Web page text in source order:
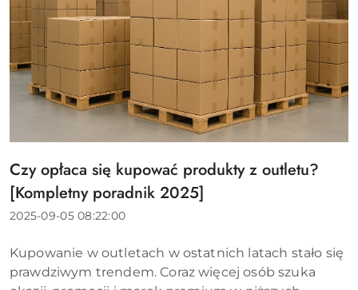
Tytuł
artykułu:
Czy opłaca się kupować produkty z outletu?
[Kompletny poradnik 2025]
Data
2025-09-05 08:22:00
Treść
artykułu:
Kupowanie w outletach w ostatnich latach stało się
prawdziwym trendem. Coraz więcej osób szuka